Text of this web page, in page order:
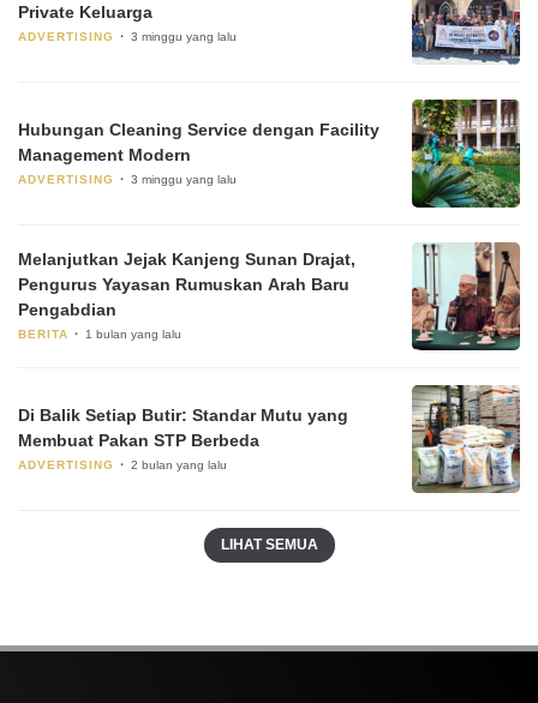
Private Keluarga
ADVERTISING 3 minggu yang lalu
Hubungan Cleaning Service dengan Facility
Management Modern
ADVERTISING 3 minggu yang lalu
Melanjutkan Jejak Kanjeng Sunan Drajat,
Pengurus Yayasan Rumuskan Arah Baru
Pengabdian
BERITA 1 bulan yang lalu
Di Balik Setiap Butir: Standar Mutu yang
Membuat Pakan STP Berbeda
ADVERTISING 2 bulan yang lalu
LIHAT SEMUA